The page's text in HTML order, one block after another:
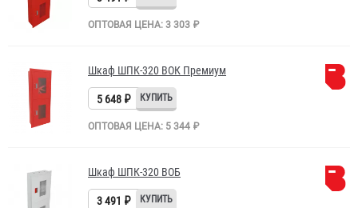
ОПТОВАЯ ЦЕНА: 3 303 ₽
Шкаф ШПК-320 ВОК Премиум
5 648 ₽
ОПТОВАЯ ЦЕНА: 5 344 ₽
Шкаф ШПК-320 ВОБ
3 491 ₽